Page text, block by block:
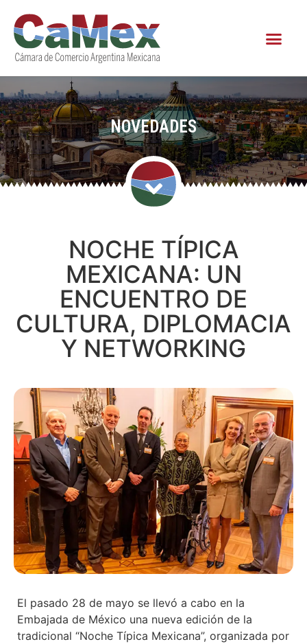
NOVEDADES
NOCHE TÍPICA
MEXICANA: UN
ENCUENTRO DE
CULTURA, DIPLOMACIA
Y NETWORKING
El pasado 28 de mayo se llevó a cabo en la
Embajada de México una nueva edición de la
tradicional “Noche Típica Mexicana”, organizada por